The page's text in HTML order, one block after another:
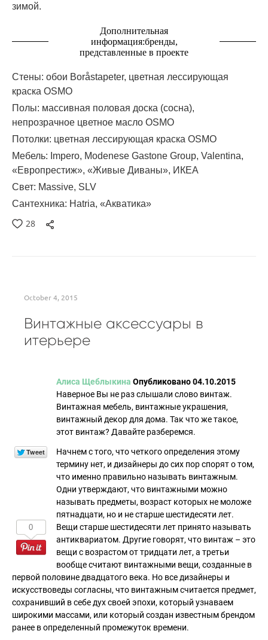
зимой.
Дополнительная
информация:бренды,
представленные в проекте
Стены: обои Boråstapeter, цветная лессирующая
краска OSMO
Полы: массивная половая доска (сосна),
непрозрачное цветное масло OSMO
Потолки: цветная лессирующая краска OSMO
Мебель: Impero, Modenese Gastone Group, Valentina,
«Европрестиж», «Живые Диваны», ИКЕА
Свет: Massive, SLV
Сантехника: Hatria, «Акватика»
28
October 4, 2015
Винтажные аксессуары в
итерьере
Алиса Щеблыкина Опубликовано 04.10.2015
0
Наверное Вы не раз слышали слово винтаж.
Винтажная мебель, винтажные украшения,
винтажный декор для дома. Так что же такое,
этот винтаж? Давайте разберемся.
Начнем с того, что четкого определения этому
термину нет, и дизайнеры до сих пор спорят о том,
что именно правильно называть винтажным.
Одни утверждают, что винтажными можно
называть предметы, возраст которых не моложе
пятнадцати, но и не старше шестидесяти лет.
Вещи старше шестидесяти лет принято называть
антиквариатом. Другие говорят, что винтаж – это
вещи с возрастом от тридцати лет, а третьи
вообще считают винтажными вещи, созданные в
первой половине двадцатого века. Но все дизайнеры и
искусствоведы согласны, что винтажным считается предмет,
сохранивший в себе дух своей эпохи, который узнаваем
широкими массами, или который создан известным брендом
ранее в определенный промежуток времени.